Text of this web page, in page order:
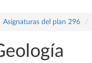
Asignaturas del plan 296